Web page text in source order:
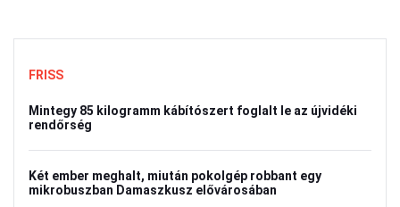
FRISS
Mintegy 85 kilogramm kábítószert foglalt le az újvidéki
rendőrség
Két ember meghalt, miután pokolgép robbant egy
mikrobuszban Damaszkusz elővárosában